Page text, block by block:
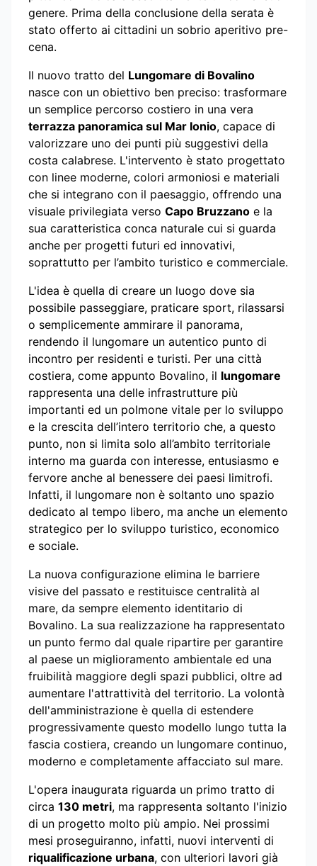
genere. Prima della conclusione della serata è
stato offerto ai cittadini un sobrio aperitivo pre-
cena.
Il nuovo tratto del Lungomare di Bovalino
nasce con un obiettivo ben preciso: trasformare
un semplice percorso costiero in una vera
terrazza panoramica sul Mar Ionio, capace di
valorizzare uno dei punti più suggestivi della
costa calabrese. L'intervento è stato progettato
con linee moderne, colori armoniosi e materiali
che si integrano con il paesaggio, offrendo una
visuale privilegiata verso Capo Bruzzano e la
sua caratteristica conca naturale cui si guarda
anche per progetti futuri ed innovativi,
soprattutto per l’ambito turistico e commerciale.
L'idea è quella di creare un luogo dove sia
possibile passeggiare, praticare sport, rilassarsi
o semplicemente ammirare il panorama,
rendendo il lungomare un autentico punto di
incontro per residenti e turisti. Per una città
costiera, come appunto Bovalino, il lungomare
rappresenta una delle infrastrutture più
importanti ed un polmone vitale per lo sviluppo
e la crescita dell’intero territorio che, a questo
punto, non si limita solo all’ambito territoriale
interno ma guarda con interesse, entusiasmo e
fervore anche al benessere dei paesi limitrofi.
Infatti, il lungomare non è soltanto uno spazio
dedicato al tempo libero, ma anche un elemento
strategico per lo sviluppo turistico, economico
e sociale.
La nuova configurazione elimina le barriere
visive del passato e restituisce centralità al
mare, da sempre elemento identitario di
Bovalino. La sua realizzazione ha rappresentato
un punto fermo dal quale ripartire per garantire
al paese un miglioramento ambientale ed una
fruibilità maggiore degli spazi pubblici, oltre ad
aumentare l'attrattività del territorio. La volontà
dell'amministrazione è quella di estendere
progressivamente questo modello lungo tutta la
fascia costiera, creando un lungomare continuo,
moderno e completamente affacciato sul mare.
L'opera inaugurata riguarda un primo tratto di
circa 130 metri, ma rappresenta soltanto l'inizio
di un progetto molto più ampio. Nei prossimi
mesi proseguiranno, infatti, nuovi interventi di
riqualificazione urbana, con ulteriori lavori già